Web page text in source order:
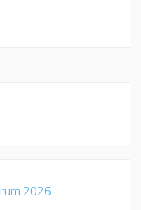
2026